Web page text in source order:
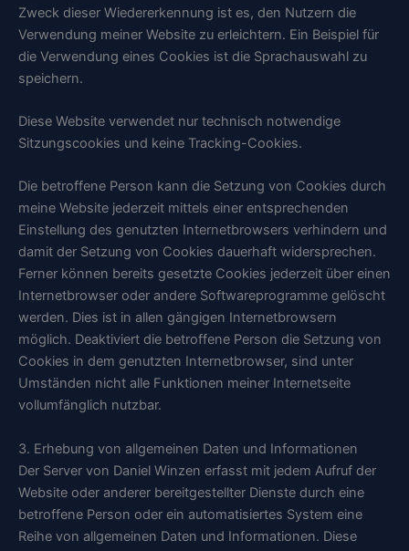
Zweck dieser Wiedererkennung ist es, den Nutzern die
Verwendung meiner Website zu erleichtern. Ein Beispiel für
die Verwendung eines Cookies ist die Sprachauswahl zu
speichern.
Diese Website verwendet nur technisch notwendige
Sitzungscookies und keine Tracking-Cookies.
Die betroffene Person kann die Setzung von Cookies durch
meine Website jederzeit mittels einer entsprechenden
Einstellung des genutzten Internetbrowsers verhindern und
damit der Setzung von Cookies dauerhaft widersprechen.
Ferner können bereits gesetzte Cookies jederzeit über einen
Internetbrowser oder andere Softwareprogramme gelöscht
werden. Dies ist in allen gängigen Internetbrowsern
möglich. Deaktiviert die betroffene Person die Setzung von
Cookies in dem genutzten Internetbrowser, sind unter
Umständen nicht alle Funktionen meiner Internetseite
vollumfänglich nutzbar.
3. Erhebung von allgemeinen Daten und Informationen
Der Server von Daniel Winzen erfasst mit jedem Aufruf der
Website oder anderer bereitgestellter Dienste durch eine
betroffene Person oder ein automatisiertes System eine
Reihe von allgemeinen Daten und Informationen. Diese